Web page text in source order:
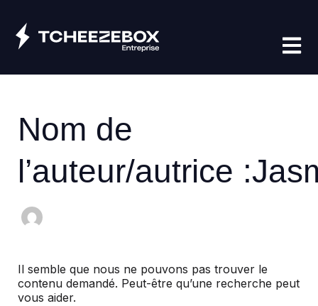
contenu
Nom de
l’auteur/autrice
Il semble que nous ne pouvons pas trouver le
contenu demandé. Peut-être qu’une recherche peut
vous aider.